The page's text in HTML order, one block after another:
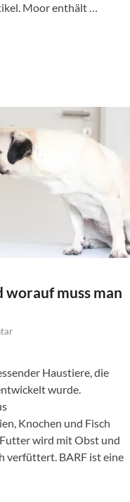
Moor enthält …
worauf muss man
Haustiere, die
wurde.
Knochen und Fisch
wird mit Obst und
verfüttert. BARF ist eine